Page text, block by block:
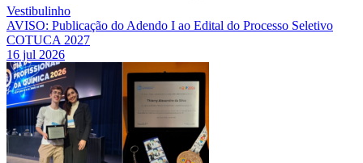
Vestibulinho
AVISO: Publicação do Adendo I ao Edital do Processo Seletivo
COTUCA 2027
16 jul 2026